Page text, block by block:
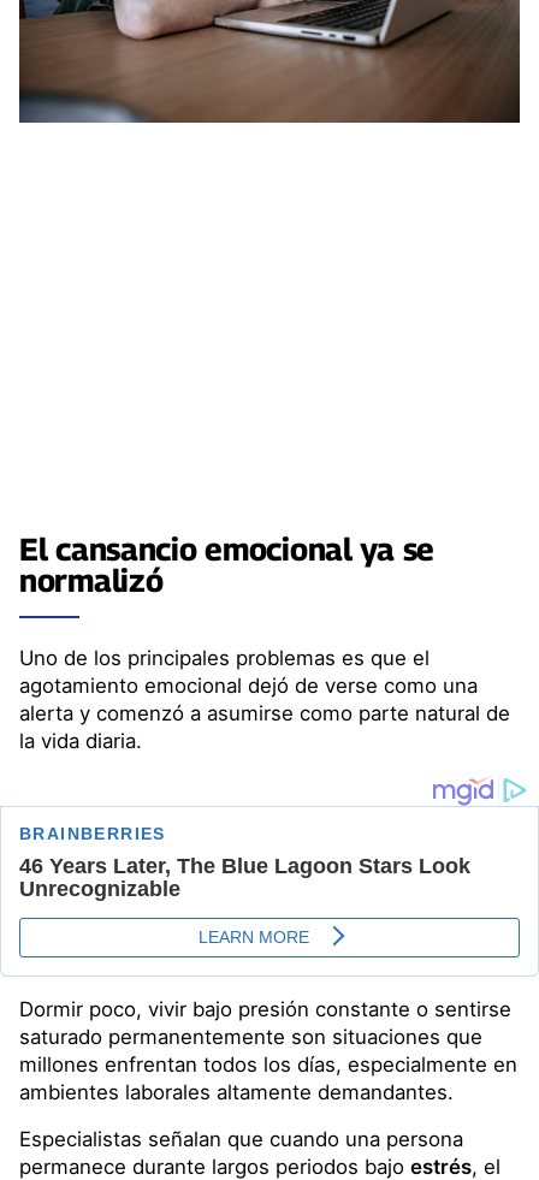
El cansancio emocional ya se
normalizó
Uno de los principales problemas es que el
agotamiento emocional dejó de verse como una
alerta y comenzó a asumirse como parte natural de
la vida diaria.
Dormir poco, vivir bajo presión constante o sentirse
saturado permanentemente son situaciones que
millones enfrentan todos los días, especialmente en
ambientes laborales altamente demandantes.
Especialistas señalan que cuando una persona
permanece durante largos periodos bajo estrés, el